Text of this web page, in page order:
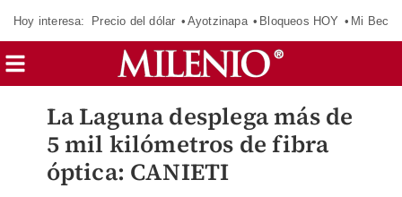
Hoy interesa: Precio del dólar Ayotzinapa Bloqueos HOY Mi Beca
La Laguna desplega más de
5 mil kilómetros de fibra
óptica: CANIETI